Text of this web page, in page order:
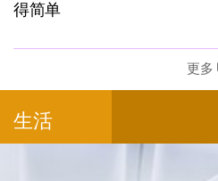
得简单
更多
生活